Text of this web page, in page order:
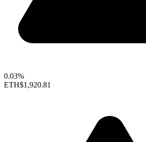
0.03%
ETH$1,920.81